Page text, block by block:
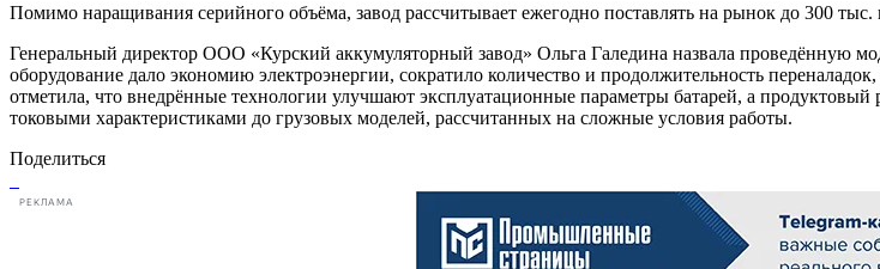
Помимо наращивания серийного объёма, завод рассчитывает ежегодно поставлять на рынок до 300
Генеральный директор ООО «Курский аккумуляторный завод» Ольга Галедина назвала проведённую
оборудование дало экономию электроэнергии, сократило количество и продолжительность
отметила, что внедрённые технологии улучшают эксплуатационные параметры батарей, а
токовыми характеристиками до грузовых моделей, рассчитанных на сложные условия работы.
Поделиться
РЕКЛАМА